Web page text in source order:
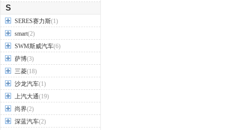
S
SERES赛力斯(1)
smart(2)
SWM斯威汽车(6)
萨博(3)
三菱(18)
沙龙汽车(1)
上汽大通(19)
尚界(2)
深蓝汽车(2)